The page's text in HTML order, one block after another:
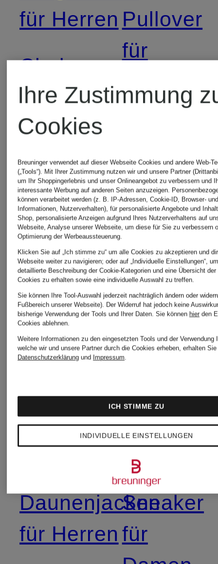
für Herren
Chelsea
Boots
für
Damen
Chelsea
Boots
für
Herren
Cordhosen
Damen
Daunenjacken
Daunenjacken
für Herren
Pullover
für
für
Herren
für
Sandalen
für
Schuhe
kaufen
Sneaker
für
Ihre Zustimmung
Cookies
Breuninger verwendet auf dieser Webseite Cookies und andere Web-
(„Tools“). Mit Ihrer Zustimmung nutzen wir und unsere Partner
um Ihr Shoppingerlebnis und unser Onlineangebot zu verbessern und
interessante Werbung auf anderen Seiten anzuzeigen.
können verarbeitet werden (z. B. IP-Adressen, Cookie-ID, Browser-
Informationen, Nutzerverhalten), für personalisierte Angebote und
Shop, personalisierte Anzeigen aufgrund Ihres Nutzerverhaltens auf
Webseite, Analyse unserer Webseite, um diese für Sie zu verbessern
Optimierung der Werbeaussteuerung.
Klicken Sie auf „Ich stimme zu“ um alle Cookies zu akzeptieren und
Webseite weiter zu navigieren; oder auf „Individuelle Einstellungen“,
detaillierte Beschreibung der Cookie-Kategorien und eine Übersicht
Cookies zu erhalten sowie eine individuelle Auswahl zu treffen.
Sie können Ihre Tool-Auswahl jederzeit nachträglich ändern oder
Fußbereich unserer Webseite). Der Widerruf hat jedoch keine
bisherige Verwendung der Tools und Ihrer Daten. Sie können hier den
Cookies ablehnen.
Weitere Informationen zu den eingesetzten Tools und der Verwendung
welche wir und unsere Partner durch die Cookies erheben, erhalten
Datenschutzerklärung und Impressum.
INDIVIDUELLE EINSTELLUNGEN
ICH STIMME ZU